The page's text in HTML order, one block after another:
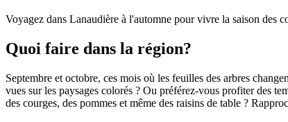
Voyagez dans Lanaudière à l'automne pour vivre la saison des
Quoi faire dans la région?
Septembre et octobre, ces mois où les feuilles des arbres
vues sur les paysages colorés ? Ou préférez-vous profiter des
des courges, des pommes et même des raisins de table ?